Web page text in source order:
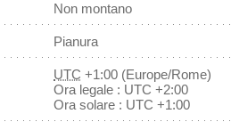
Non montano
Pianura
UTC +1:00 (Europe/Rome)
Ora legale : UTC +2:00
Ora solare : UTC +1:00